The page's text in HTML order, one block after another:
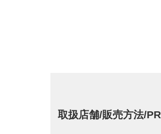
取扱店舗/販売方法/PR